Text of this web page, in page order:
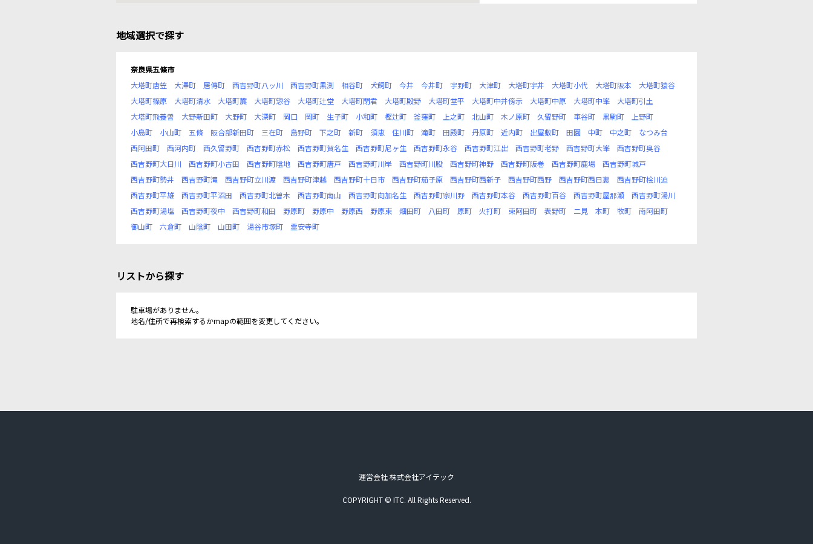
地域選択で探す
奈良県五條市
大塔町唐笠
大澤町 居傳町 西吉野町八ッ川 西吉野町黒渕 相谷町 犬飼町 今井 今井町 宇野町 大津町 大塔町宇井 大塔町小代 大塔町阪本
大塔町猿谷
大塔町篠原
大塔町清水 大塔町簾 大塔町惣谷 大塔町辻堂 大塔町閉君 大塔町殿野 大塔町堂平 大塔町中井傍示 大塔町中原 大塔町中峯
大塔町引土
大塔町飛養曽
大野新田町 大野町 大深町 岡口 岡町 生子町 小和町 樫辻町 釜窪町 上之町 北山町 木ノ原町 久留野町 車谷町 黒駒町
上野町
小島町
小山町 五條 阪合部新田町 三在町 島野町 下之町 新町 須恵 住川町 滝町 田殿町 丹原町 近内町 出屋敷町 田園 中町 中之町
なつみ台
西阿田町
西河内町 西久留野町 西吉野町赤松 西吉野町賀名生 西吉野町尼ヶ生 西吉野町永谷 西吉野町江出 西吉野町老野 西吉野町大峯
西吉野町奥谷
西吉野町大日川
西吉野町小古田 西吉野町陰地 西吉野町唐戸 西吉野町川岸 西吉野町川股 西吉野町神野 西吉野町阪巻 西吉野町鹿場
西吉野町城戸
西吉野町勢井
西吉野町滝 西吉野町立川渡 西吉野町津越 西吉野町十日市 西吉野町茄子原 西吉野町西新子 西吉野町西野 西吉野町西日裏
西吉野町桧川迫
西吉野町平雄
西吉野町平沼田 西吉野町北曽木 西吉野町南山 西吉野町向加名生 西吉野町宗川野 西吉野町本谷 西吉野町百谷 西吉野町屋那瀬
西吉野町湯川
西吉野町湯塩
西吉野町夜中 西吉野町和田 野原町 野原中 野原西 野原東 畑田町 八田町 原町 火打町 東阿田町 表野町 二見 本町 牧町
南阿田町
御山町
六倉町 山陰町 山田町 湯谷市塚町 霊安寺町
リストから探す
駐車場がありません。
地名/住所で再検索するかmapの範囲を変更してください。
運営会社 株式会社アイテック
COPYRIGHT © ITC. All Rights Reserved.